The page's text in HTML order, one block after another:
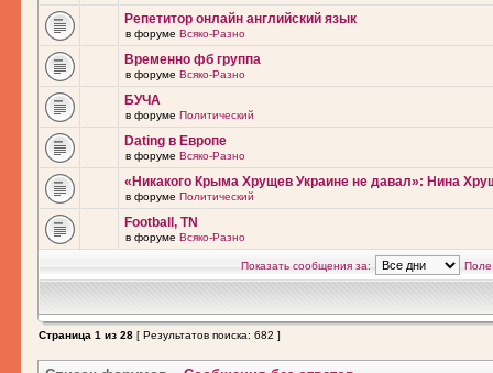
Репетитор онлайн английский язык
в форуме Всяко-Разно
Временно фб группа
в форуме Всяко-Разно
БУЧА
в форуме Политический
Dating в Европе
в форуме Всяко-Разно
«Никакого Крыма Хрущев Украине не давал»: Нина
в форуме Политический
Football, TN
в форуме Всяко-Разно
Показать сообщения за: Поле
Страница 1 из 28 [ Результатов поиска: 682 ]